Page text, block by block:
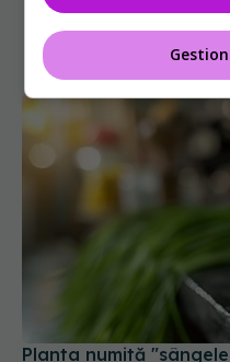
Planta numită
infecțiile și